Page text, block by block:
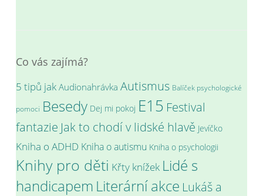
Co vás zajímá?
5 tipů jak Audionahrávka Autismus Balíček psychologické
pomoci Besedy Dej mi pokoj E15 Festival
fantazie Jak to chodí v lidské hlavě Jevíčko
Kniha o ADHD Kniha o autismu Kniha o psychologii
Knihy pro děti Křty knížek Lidé s
handicapem Literární akce Lukáš a